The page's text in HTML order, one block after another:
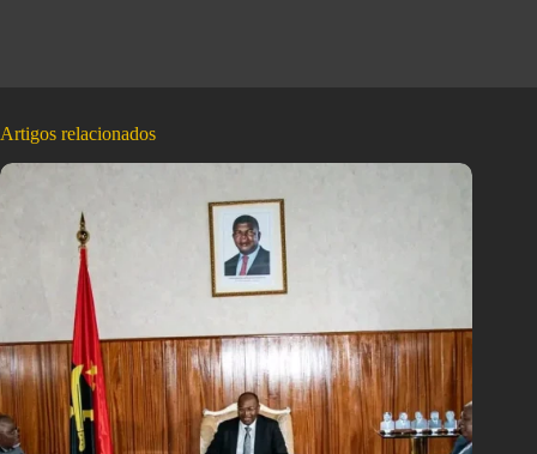
Artigos relacionados